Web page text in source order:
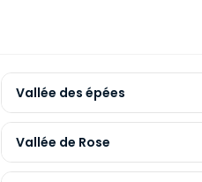
Vallée des épées
Vallée de Rose